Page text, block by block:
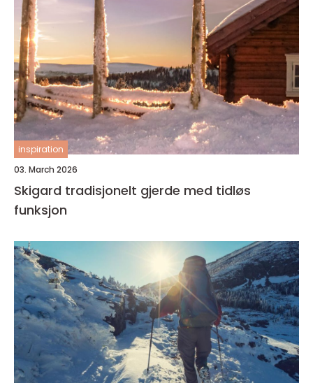
inspiration
03. March 2026
Skigard tradisjonelt gjerde med tidløs
funksjon